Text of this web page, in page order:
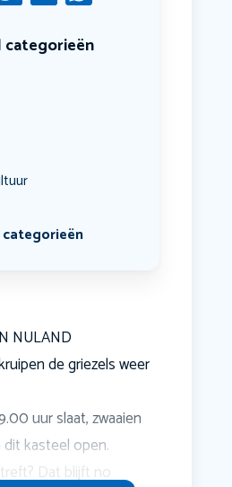
categorieën
NULAND
de griezels weer
uur slaat, zwaaien
kasteel open.
Dat blijft no